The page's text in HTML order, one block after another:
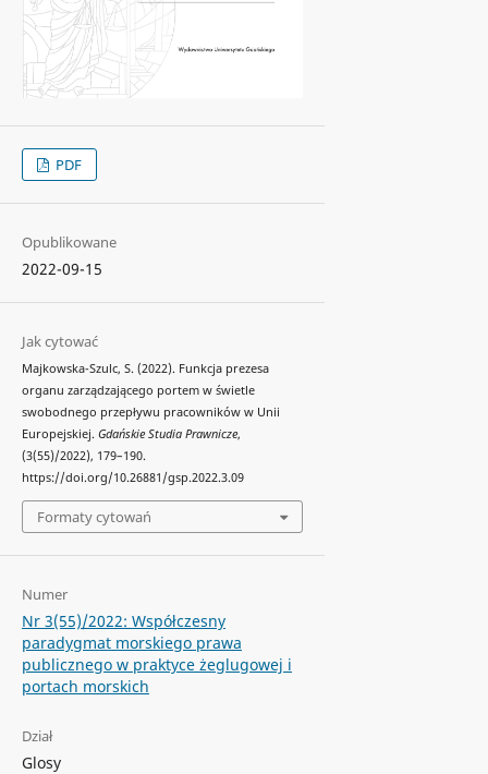
PDF
Opublikowane
2022-09-15
Jak cytować
Majkowska-Szulc, S. (2022). Funkcja prezesa
organu zarządzającego portem w świetle
swobodnego przepływu pracowników w Unii
Europejskiej. Gdańskie Studia Prawnicze,
(3(55)/2022), 179–190.
https://doi.org/10.26881/gsp.2022.3.09
Formaty cytowań
Numer
Nr 3(55)/2022: Współczesny
paradygmat morskiego prawa
publicznego w praktyce żeglugowej i
portach morskich
Dział
Glosy